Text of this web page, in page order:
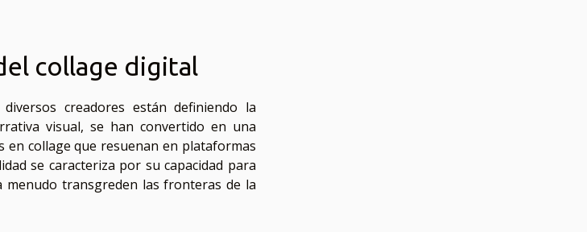
collage digital
creadores están definiendo la
visual, se han convertido en una
en collage que resuenan en plataformas
se caracteriza por su capacidad para
transgreden las fronteras de la